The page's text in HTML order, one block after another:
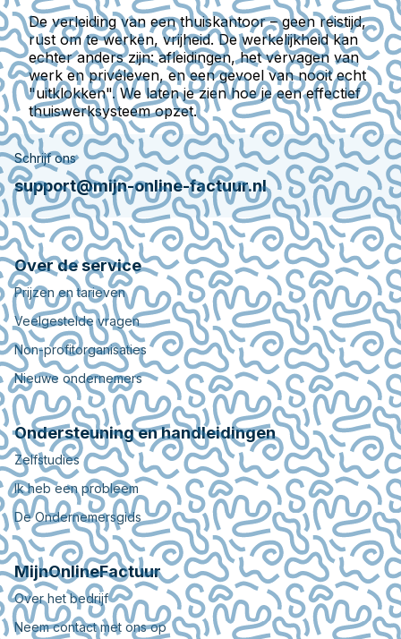
De verleiding van een thuiskantoor – geen reistijd,
rust om te werken, vrijheid. De werkelijkheid kan
echter anders zijn: afleidingen, het vervagen van
werk en privéleven, en een gevoel van nooit echt
"uitklokken". We laten je zien hoe je een effectief
thuiswerksysteem opzet.
Schrijf ons
support@mijn-online-factuur.nl
Over de service
Prijzen en tarieven
Veelgestelde vragen
Non-profitorganisaties
Nieuwe ondernemers
Ondersteuning en handleidingen
Zelfstudies
Ik heb een probleem
De Ondernemersgids
MijnOnlineFactuur
Over het bedrijf
Neem contact met ons op